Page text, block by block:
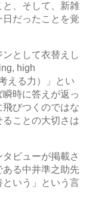
、そして、新雑
だったことを覚
として衣替えし
high
える力）」とい
時に答えが返っ
びつくのではな
ことの大切さは
ビューが掲載さ
る中井準之助先
いう」という言